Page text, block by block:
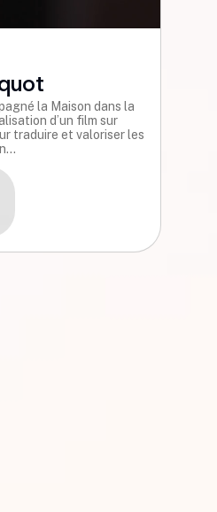
la Maison dans la
d’un film sur
traduire et valoriser les